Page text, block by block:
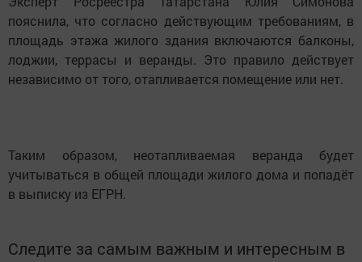
пояснила, что согласно действующим требованиям, в
площадь этажа жилого здания включаются балконы,
лоджии, террасы и веранды. Это правило действует
независимо от того, отапливается помещение или нет.
Таким образом, неотапливаемая веранда будет
учитываться в общей площади жилого дома и попадёт
в выписку из ЕГРН.
Следите за самым важным и интересным в